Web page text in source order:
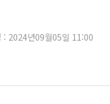
: 2024년09월05일 11:00